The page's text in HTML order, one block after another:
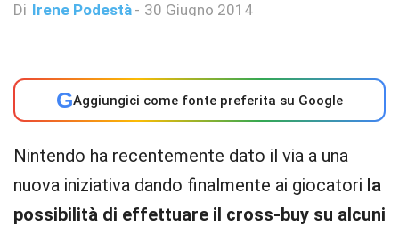
Di Irene Podestà - 30 Giugno 2014
GAggiungici come fonte preferita su Google
Nintendo ha recentemente dato il via a una
nuova iniziativa dando finalmente ai giocatori la
possibilità di effettuare il cross-buy su alcuni